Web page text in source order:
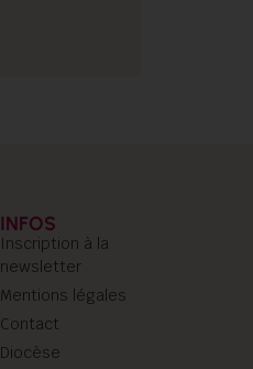
INFOS
Inscription à la
newsletter
Mentions légales
Contact
Diocèse